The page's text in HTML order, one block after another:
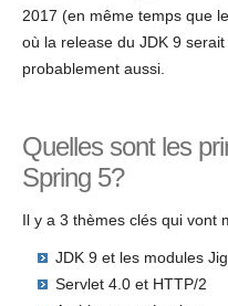
2017 (en même temps que
où la release du JDK 9
probablement aussi.
Quelles sont les
Spring 5?
Il y a 3 thèmes clés qui vont
JDK 9 et les modules
Servlet 4.0 et HTTP/2